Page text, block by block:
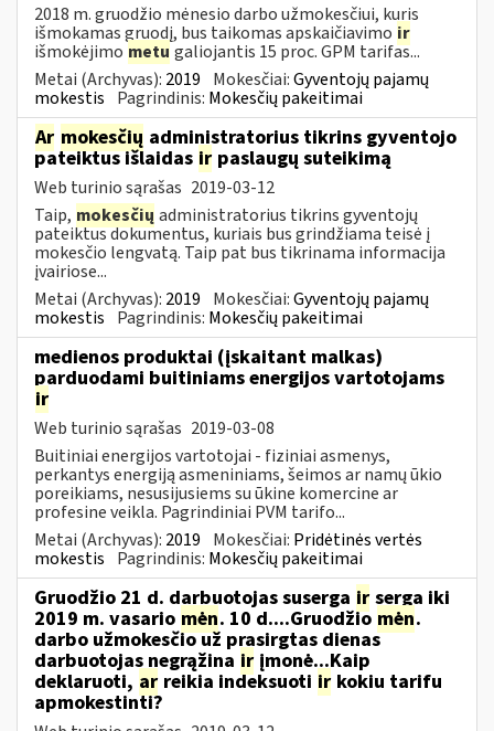
2018 m. gruodžio mėnesio darbo užmokesčiui, kuris
išmokamas gruodį, bus taikomas apskaičiavimo ir
išmokėjimo metu galiojantis 15 proc. GPM tarifas...
Metai (Archyvas): 2019 Mokesčiai:Gyventojų pajamų
mokestis Pagrindinis: Mokesčių pakeitimai
Ar mokesčių administratorius tikrins gyventojo
pateiktus išlaidas ir paslaugų suteikimą
Web turinio sąrašas 2019-03-12
Taip, mokesčių administratorius tikrins gyventojų
pateiktus dokumentus, kuriais bus grindžiama teisė į
mokesčio lengvatą. Taip pat bus tikrinama informacija
įvairiose...
Metai (Archyvas): 2019 Mokesčiai:Gyventojų pajamų
mokestis Pagrindinis: Mokesčių pakeitimai
medienos produktai (įskaitant malkas)
parduodami buitiniams energijos vartotojams
ir
Web turinio sąrašas 2019-03-08
Buitiniai energijos vartotojai - fiziniai asmenys,
perkantys energiją asmeniniams, šeimos ar namų ūkio
poreikiams, nesusijusiems su ūkine komercine ar
profesine veikla. Pagrindiniai PVM tarifo...
Metai (Archyvas): 2019 Mokesčiai: Pridėtinės vertės
mokestis Pagrindinis: Mokesčių pakeitimai
Gruodžio 21 d. darbuotojas suserga ir serga iki
2019 m. vasario mėn. 10 d....Gruodžio mėn.
darbo užmokesčio už prasirgtas dienas
darbuotojas negrąžina ir įmonė...Kaip
deklaruoti, ar reikia indeksuoti ir kokiu tarifu
apmokestinti?